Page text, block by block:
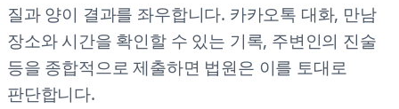
질과 양이 결과를 좌우합니다. 카카오톡 대화, 만남
장소와 시간을 확인할 수 있는 기록, 주변인의 진술
등을 종합적으로 제출하면 법원은 이를 토대로
판단합니다.